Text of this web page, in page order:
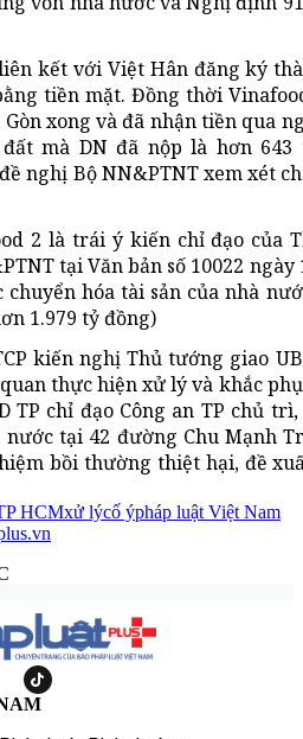
kết với Việt Hân đăng ký
tiền mặt. Đồng thời
xong và đã nhận tiền qua
mà DN đã nộp là hơn 643
nghị Bộ NN&PTNT xem xét
2 là trái ý kiến chỉ đạo của
tại Văn bản số 10022
hóa tài sản của nhà
1.979 tỷ đồng)
kiến nghị Thủ tướng giao
thực hiện xử lý và khắc
TP chỉ đạo Công an TP chủ
nước tại 42 đường Chu Mạnh
bồi thường thiệt hại, đề
HCMxử lýcố ýpháp luật Việt Nam